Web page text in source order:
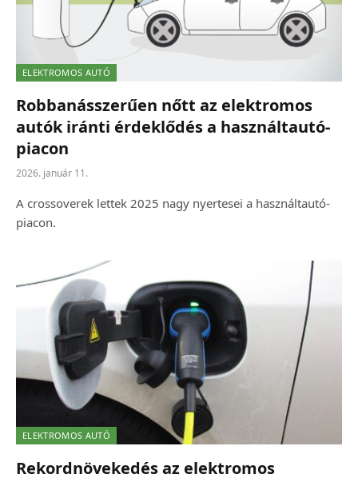
ELEKTROMOS AUTÓ
Robbanásszerűen nőtt az elektromos
autók iránti érdeklődés a használtautó-
piacon
2026. január 11.
A crossoverek lettek 2025 nagy nyertesei a használtautó-
piacon.
ELEKTROMOS AUTÓ
Rekordnövekedés az elektromos